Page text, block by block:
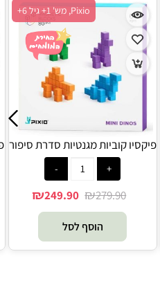
Pixio, מש' 1+ גיל 6+
פיקסיו קוביות מגנטיות סדרת סיפור
- מיני דינוזאורים - PIXIO
₪279.90
₪249.90
הוסף לסל